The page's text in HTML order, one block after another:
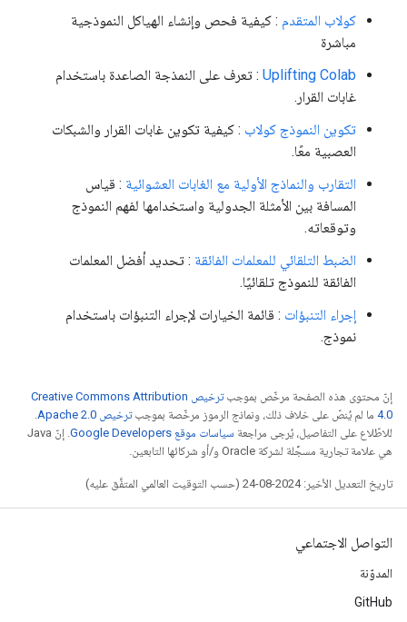
كولاب المتقدم : كيفية فحص وإنشاء الهياكل النموذجية
مباشرة
Uplifting Colab : تعرف على النمذجة الصاعدة باستخدام
غابات القرار.
تكوين النموذج كولاب : كيفية تكوين غابات القرار والشبكات
العصبية معًا.
التقارب والنماذج الأولية مع الغابات العشوائية : قياس
المسافة بين الأمثلة الجدولية واستخدامها لفهم النموذج
وتوقعاته.
الضبط التلقائي للمعلمات الفائقة : تحديد أفضل المعلمات
الفائقة للنموذج تلقائيًا.
إجراء التنبؤات : قائمة الخيارات لإجراء التنبؤات باستخدام
نموذج.
إنّ محتوى هذه الصفحة مرخّص بموجب
ترخيص Creative Commons Attribution
4.0‏ ما لم يُنصّ على خلاف ذلك، ونماذج الرموز مرخّصة بموجبترخيص Apache 2.0‏
.
للاطّلاع على التفاصيل، يُرجى مراجعة سياسات موقع Google Developers‏
. إنّ Java
هي علامة تجارية مسجَّلة لشركة Oracle و/أو شركائها التابعين.
تاريخ التعديل الأخير: 2024-08-24 (حسب التوقيت العالمي المتفَّق عليه)
التواصل الاجتماعي
المدوّنة
GitHub